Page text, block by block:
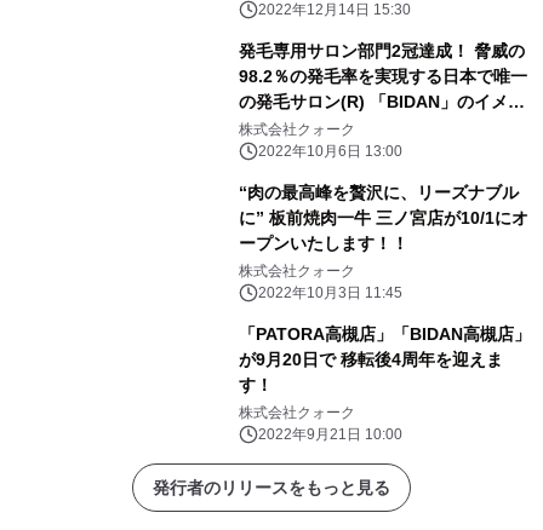
2022年12月14日 15:30
発毛専用サロン部門2冠達成！ 脅威の
98.2％の発毛率を実現する日本で唯一
の発毛サロン(R) 「BIDAN」のイメー
ジキャラクターに桧山進次郎氏が就
任！
株式会社クォーク
2022年10月6日 13:00
“肉の最高峰を贅沢に、リーズナブル
に” 板前焼肉一牛 三ノ宮店が10/1にオ
ープンいたします！！
株式会社クォーク
2022年10月3日 11:45
「PATORA高槻店」「BIDAN高槻店」
が9月20日で 移転後4周年を迎えま
す！
株式会社クォーク
2022年9月21日 10:00
発行者のリリースをもっと見る